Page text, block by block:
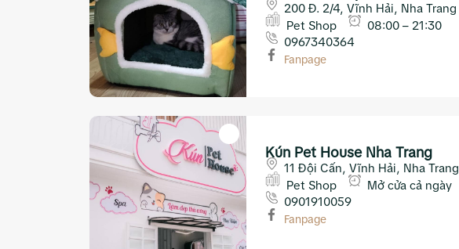
200 Đ. 2/4, Vĩnh Hải, Nha Trang
Pet Shop
08:00 – 21:30
0967340364
Fanpage
Kún Pet House Nha Trang
11 Đội Cấn, Vĩnh Hải, Nha Trang
Pet Shop
Mở cửa cả ngày
0901910059
Fanpage